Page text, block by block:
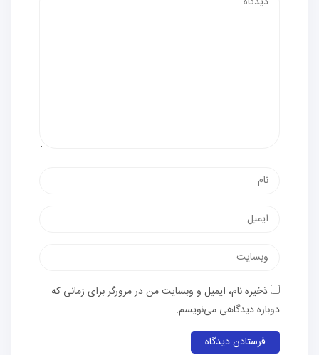
ذخیره نام، ایمیل و وبسایت من در مرورگر برای زمانی که
دوباره دیدگاهی می‌نویسم.